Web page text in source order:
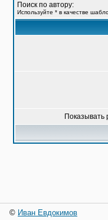
Поиск по автору:
Используйте * в качестве
Показывать
© Иван Евдокимов